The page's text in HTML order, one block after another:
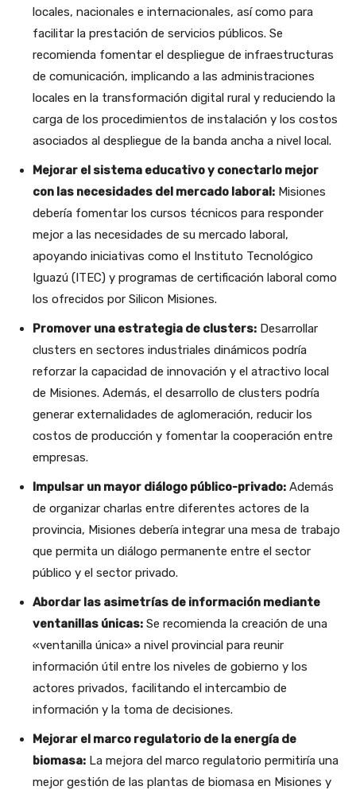
locales, nacionales e internacionales, así como para
facilitar la prestación de servicios públicos. Se
recomienda fomentar el despliegue de infraestructuras
de comunicación, implicando a las administraciones
locales en la transformación digital rural y reduciendo la
carga de los procedimientos de instalación y los costos
asociados al despliegue de la banda ancha a nivel local.
Mejorar el sistema educativo y conectarlo mejor
con las necesidades del mercado laboral: Misiones
debería fomentar los cursos técnicos para responder
mejor a las necesidades de su mercado laboral,
apoyando iniciativas como el Instituto Tecnológico
Iguazú (ITEC) y programas de certificación laboral como
los ofrecidos por Silicon Misiones.
Promover una estrategia de clusters: Desarrollar
clusters en sectores industriales dinámicos podría
reforzar la capacidad de innovación y el atractivo local
de Misiones. Además, el desarrollo de clusters podría
generar externalidades de aglomeración, reducir los
costos de producción y fomentar la cooperación entre
empresas.
Impulsar un mayor diálogo público-privado: Además
de organizar charlas entre diferentes actores de la
provincia, Misiones debería integrar una mesa de trabajo
que permita un diálogo permanente entre el sector
público y el sector privado.
Abordar las asimetrías de información mediante
ventanillas únicas: Se recomienda la creación de una
«ventanilla única» a nivel provincial para reunir
información útil entre los niveles de gobierno y los
actores privados, facilitando el intercambio de
información y la toma de decisiones.
Mejorar el marco regulatorio de la energía de
biomasa: La mejora del marco regulatorio permitiría una
mejor gestión de las plantas de biomasa en Misiones y